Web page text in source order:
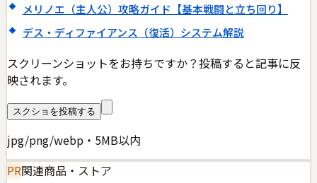
メリノエ（主人公）攻略ガイド【基本戦闘と立ち回り】
デス・ディファイアンス（復活）システム解説
スクリーンショットをお持ちですか？投稿すると記事に反
映されます。
スクショを投稿する
jpg/png/webp・5MB以内
PR関連商品・ストア